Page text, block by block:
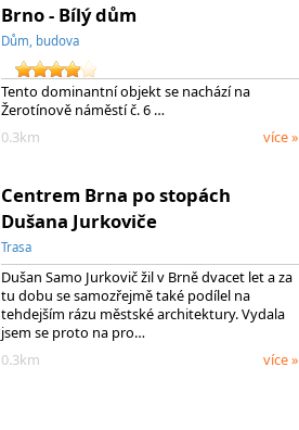
Brno - Bílý dům
Dům, budova
Tento dominantní objekt se nachází na
Žerotínově náměstí č. 6 …
0.3km
více »
Centrem Brna po stopách
Dušana Jurkoviče
Trasa
Dušan Samo Jurkovič žil v Brně dvacet let a za
tu dobu se samozřejmě také podílel na
tehdejším rázu městské architektury. Vydala
jsem se proto na pro…
0.3km
více »